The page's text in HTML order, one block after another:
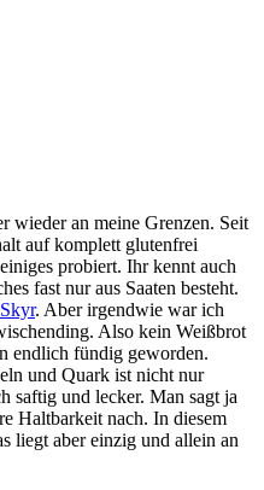
wieder an meine Grenzen. Seit
auf komplett glutenfrei
probiert. Ihr kennt auch
fast nur aus Saaten besteht.
. Aber irgendwie war ich
Also kein Weißbrot
endlich fündig geworden.
und Quark ist nicht nur
saftig und lecker. Man sagt ja
Haltbarkeit nach. In diesem
liegt aber einzig und allein an